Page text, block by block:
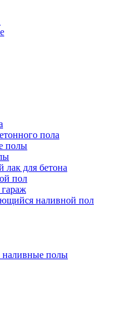
пола
полы
лак для бетона
пол
наливной пол
полы